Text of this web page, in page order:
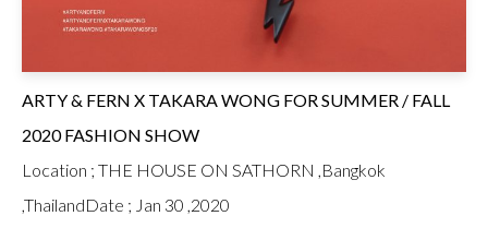
ARTY & FERN X TAKARA WONG FOR SUMMER / FALL
2020 FASHION SHOW
Location ; THE HOUSE ON SATHORN ,Bangkok
,ThailandDate ; Jan 30 ,2020